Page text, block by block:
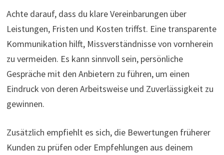
Achte darauf, dass du klare Vereinbarungen über
Leistungen, Fristen und Kosten triffst. Eine transparente
Kommunikation hilft, Missverständnisse von vornherein
zu vermeiden. Es kann sinnvoll sein, persönliche
Gespräche mit den Anbietern zu führen, um einen
Eindruck von deren Arbeitsweise und Zuverlässigkeit zu
gewinnen.
Zusätzlich empfiehlt es sich, die Bewertungen früherer
Kunden zu prüfen oder Empfehlungen aus deinem